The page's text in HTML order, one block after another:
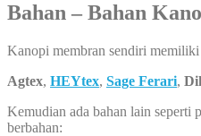
Bahan – Bahan
Kanopi membran sendiri memiliki
Agtex, HEYtex, Sage Ferari,
Kemudian ada bahan lain seperti
berbahan: